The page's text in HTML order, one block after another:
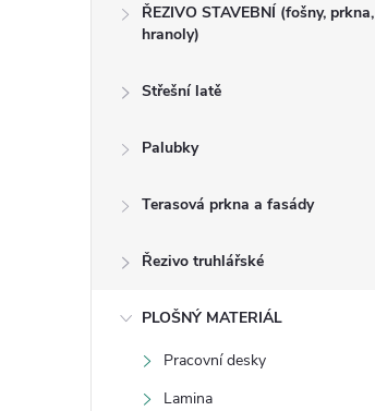
ŘEZIVO STAVEBNÍ (fošny, prkna,
hranoly)
Střešní latě
Palubky
Terasová prkna a fasády
Řezivo truhlářské
PLOŠNÝ MATERIÁL
Pracovní desky
Lamina